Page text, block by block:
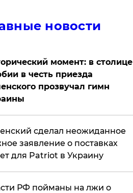
новости
момент: в столице
в честь приезда
прозвучал гимн
сделал неожиданное
заявление о поставках
для Patriot в Украину
РФ пойманы на лжи о